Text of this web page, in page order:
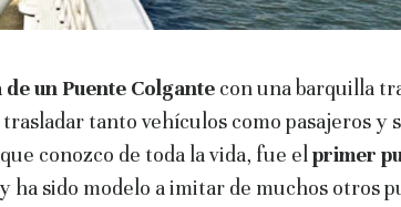
de un Puente Colgante con una barquilla
tanto vehículos como pasajeros y
conozco de toda la vida, fue elprimer
y ha sido modelo a imitar de muchos otros